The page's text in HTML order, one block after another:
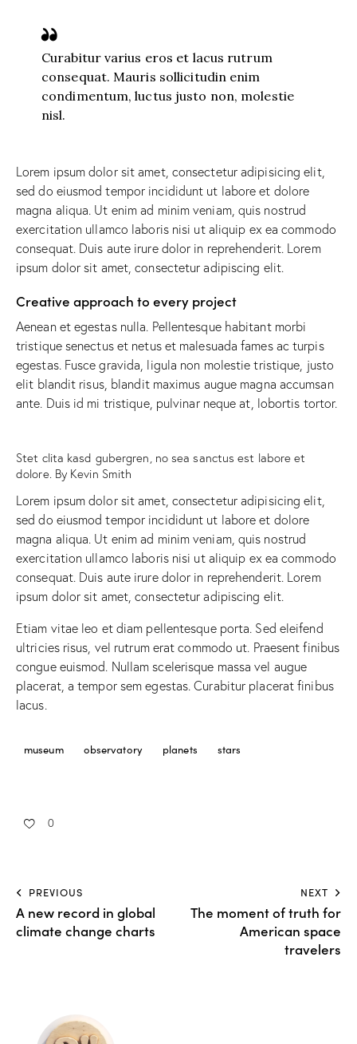
Curabitur varius eros et lacus rutrum
consequat. Mauris sollicitudin enim
condimentum, luctus justo non, molestie
nisl.
Lorem ipsum dolor sit amet, consectetur adipisicing elit,
sed do eiusmod tempor incididunt ut labore et dolore
magna aliqua. Ut enim ad minim veniam, quis nostrud
exercitation ullamco laboris nisi ut aliquip ex ea commodo
consequat. Duis aute irure dolor in reprehenderit. Lorem
ipsum dolor sit amet, consectetur adipiscing elit.
Creative approach to every project
Aenean et egestas nulla. Pellentesque habitant morbi
tristique senectus et netus et malesuada fames ac turpis
egestas. Fusce gravida, ligula non molestie tristique, justo
elit blandit risus, blandit maximus augue magna accumsan
ante. Duis id mi tristique, pulvinar neque at, lobortis tortor.
Stet clita kasd gubergren, no sea sanctus est labore et
dolore. By Kevin Smith
Lorem ipsum dolor sit amet, consectetur adipisicing elit,
sed do eiusmod tempor incididunt ut labore et dolore
magna aliqua. Ut enim ad minim veniam, quis nostrud
exercitation ullamco laboris nisi ut aliquip ex ea commodo
consequat. Duis aute irure dolor in reprehenderit. Lorem
ipsum dolor sit amet, consectetur adipiscing elit.
Etiam vitae leo et diam pellentesque porta. Sed eleifend
ultricies risus, vel rutrum erat commodo ut. Praesent finibus
congue euismod. Nullam scelerisque massa vel augue
placerat, a tempor sem egestas. Curabitur placerat finibus
lacus.
museum observatory planets stars
0
PREVIOUS
A new record in global
climate change charts
NEXT
The moment of truth for
American space
travelers